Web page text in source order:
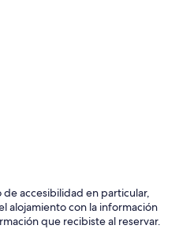
accesibilidad en particular,
alojamiento con la información
que recibiste al reservar.